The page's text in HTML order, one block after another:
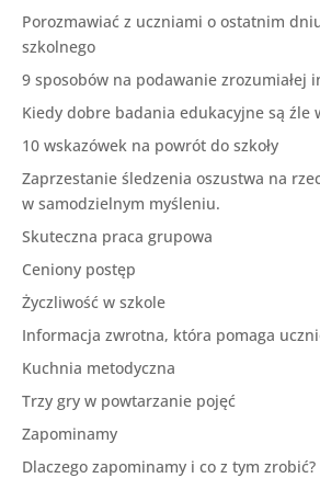
Porozmawiać z uczniami o ostatnim
szkolnego
9 sposobów na podawanie zrozumiałej
Kiedy dobre badania edukacyjne są źle
10 wskazówek na powrót do szkoły
Zaprzestanie śledzenia oszustwa na
w samodzielnym myśleniu.
Skuteczna praca grupowa
Ceniony postęp
Życzliwość w szkole
Informacja zwrotna, która pomaga
Kuchnia metodyczna
Trzy gry w powtarzanie pojęć
Zapominamy
Dlaczego zapominamy i co z tym zrobić?